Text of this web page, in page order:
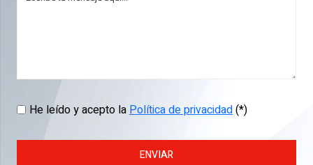
He leído y acepto laPolítica de privacidad(*)
ENVIAR